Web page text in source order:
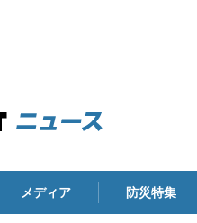
メディア 防災特集